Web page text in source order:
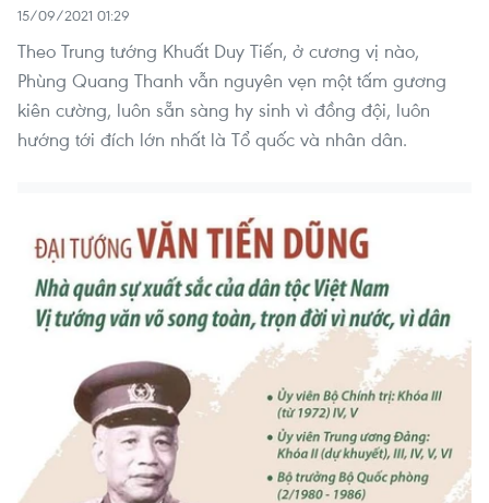
15/09/2021 01:29
Theo Trung tướng Khuất Duy Tiến, ở cương vị nào,
Phùng Quang Thanh vẫn nguyên vẹn một tấm gương
kiên cường, luôn sẵn sàng hy sinh vì đồng đội, luôn
hướng tới đích lớn nhất là Tổ quốc và nhân dân.